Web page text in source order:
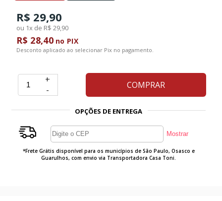
Marcas
PROMOÇÃO
R$ 29,90
ou 1x de R$ 29,90
R$ 28,40no PIX
Desconto aplicado ao selecionar Pix no pagamento.
+
-
COMPRAR
OPÇÕES DE ENTREGA
*Frete Grátis disponível para os municípios de São Paulo, Osasco e
Guarulhos, com envio via Transportadora Casa Toni.